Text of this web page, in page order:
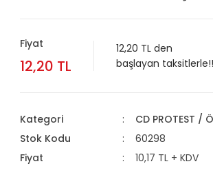
Fiyat
12,20 TL
12,20 TL den
başlayan taksitlerle!!
Kategori
CD PROTEST /
Stok Kodu
60298
Fiyat
10,17 TL + KDV